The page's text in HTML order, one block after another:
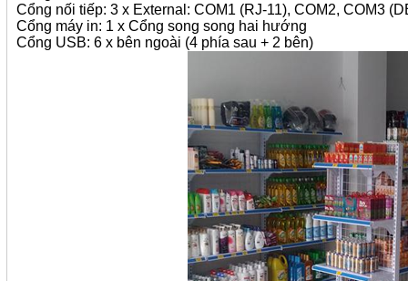
Cổng nối tiếp: 3 x External: COM1 (RJ-11), COM2, COM3
Cổng máy in: 1 x Cổng song song hai hướng
Cổng USB: 6 x bên ngoài (4 phía sau + 2 bên)